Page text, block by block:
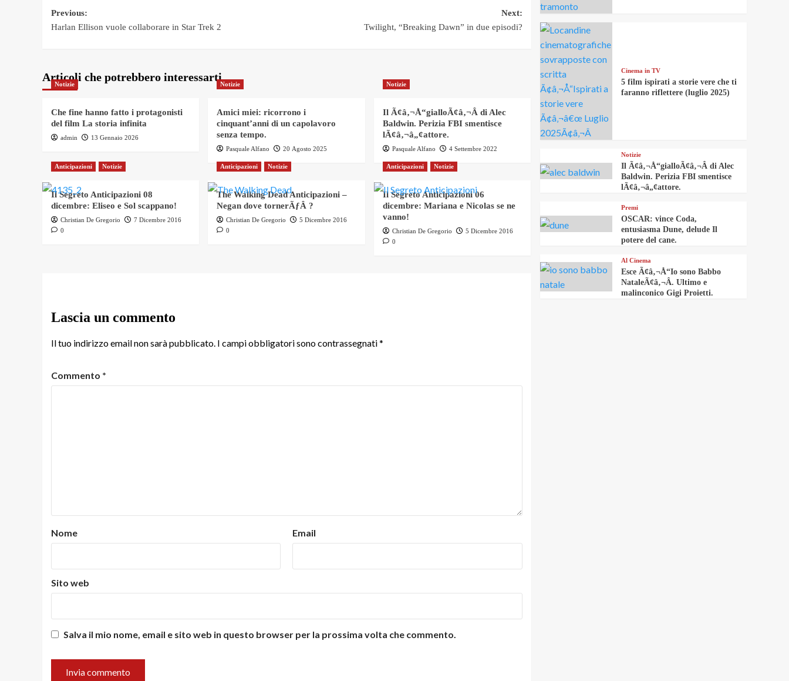
Post
Previous:
Harlan Ellison vuole collaborare in Star Trek 2
Next:
Twilight, “Breaking Dawn” in due episodi?
Articoli che potrebbero interessarti
Notizie
Che fine hanno fatto i protagonisti
del film La storia infinita
admin 13 Gennaio 2026
Notizie
Amici miei: ricorrono i
cinquant’anni di un capolavoro
senza tempo.
Pasquale Alfano 20 Agosto 2025
Notizie
Il Ã¢â‚¬Å“gialloÃ¢â‚¬Â di Alec
Baldwin. Perizia FBI smentisce
lÃ¢â‚¬â„¢attore.
Pasquale Alfano 4 Settembre 2022
Anticipazioni Notizie
Il Segreto Anticipazioni 08
dicembre: Eliseo e Sol scappano!
Christian De Gregorio
7 Dicembre 2016
0
Anticipazioni Notizie
The Walking Dead Anticipazioni –
Negan dove tornerÃƒÂ ?
Christian De Gregorio
5 Dicembre 2016
0
Anticipazioni Notizie
Il Segreto Anticipazioni 06
dicembre: Mariana e Nicolas se ne
vanno!
Christian De Gregorio
5 Dicembre 2016
0
Lascia un commento
Il tuo indirizzo email non sarà pubblicato. I campi obbligatori sono contrassegnati*
Commento *
Nome Email
Sito web
Salva il mio nome, email e sito web in questo browser per la prossima volta che commento.
Cinema in TV
5 film ispirati a storie vere che ti
faranno riflettere (luglio 2025)
Notizie
Il Ã¢â‚¬Å“gialloÃ¢â‚¬Â di Alec
Baldwin. Perizia FBI smentisce
lÃ¢â‚¬â„¢attore.
Premi
OSCAR: vince Coda,
entusiasma Dune, delude Il
potere del cane.
Al Cinema
Esce Ã¢â‚¬Å“Io sono Babbo
NataleÃ¢â‚¬Â. Ultimo e
malinconico Gigi Proietti.